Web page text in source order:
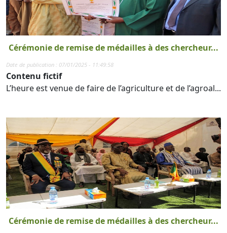
Cérémonie de remise de médailles à des chercheur...
Date de publication : 07/01/2025 - 11:49:58
Contenu fictif
L’heure est venue de faire de l’agriculture et de l’agroal...
Cérémonie de remise de médailles à des chercheur...